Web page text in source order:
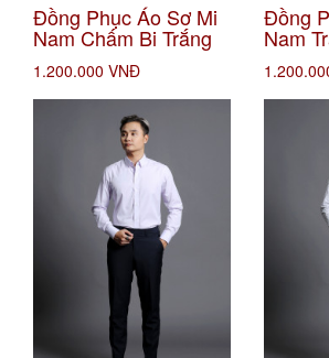
Đồng Phục Áo Sơ Mi
Nam Chấm Bi Trắng
1.200.000 VNĐ
Đồng
Nam